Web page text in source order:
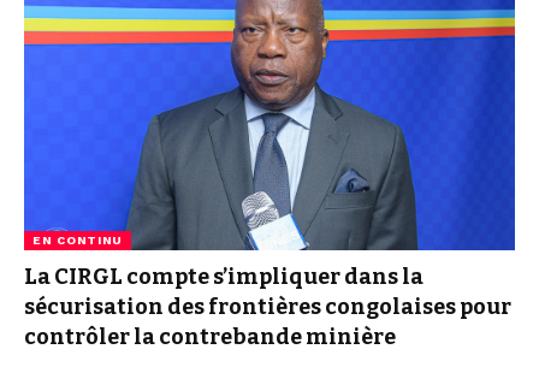
EN CONTINU
La CIRGL compte s’impliquer dans la
sécurisation des frontières congolaises pour
contrôler la contrebande minière